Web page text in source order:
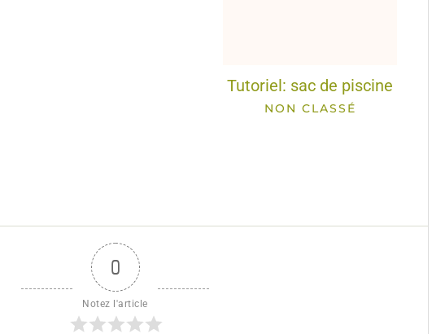
Tutoriel: sac de piscine
NON CLASSÉ
0
Notez l'article